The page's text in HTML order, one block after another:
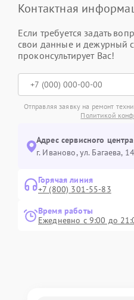
Контактная
Если требуется задать
свои данные и дежурный
проконсультирует Вас!
Отправляя заявку на ремонт
Политикой
Адрес сервисного
г. Иваново, ул. Багаева,
Горячая линия
+7 (800) 301-55-83
Время работы
Ежедневно с 9:00 до